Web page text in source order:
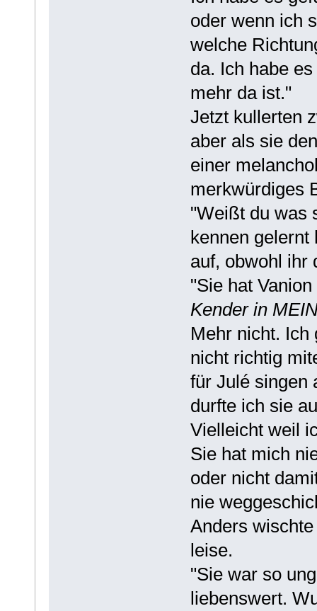
oder wenn ich
welche
da. Ich habe
mehr da ist."
Jetzt kullerten
aber als sie
einer
merkwürdiges
"Weißt du was
kennen gelernt
auf, obwohl ihr
"Sie hat
Kender in
Mehr nicht. Ich
nicht richtig
für Julé singen
durfte ich sie
Vielleicht weil
Sie hat mich
oder nicht
nie
Anders
leise.
"Sie war so
liebenswert.